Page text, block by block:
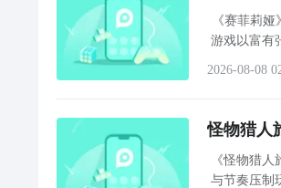
《赛菲莉
游戏以富有
2026-08-08
怪物猎人
《怪物猎
与节奏压制